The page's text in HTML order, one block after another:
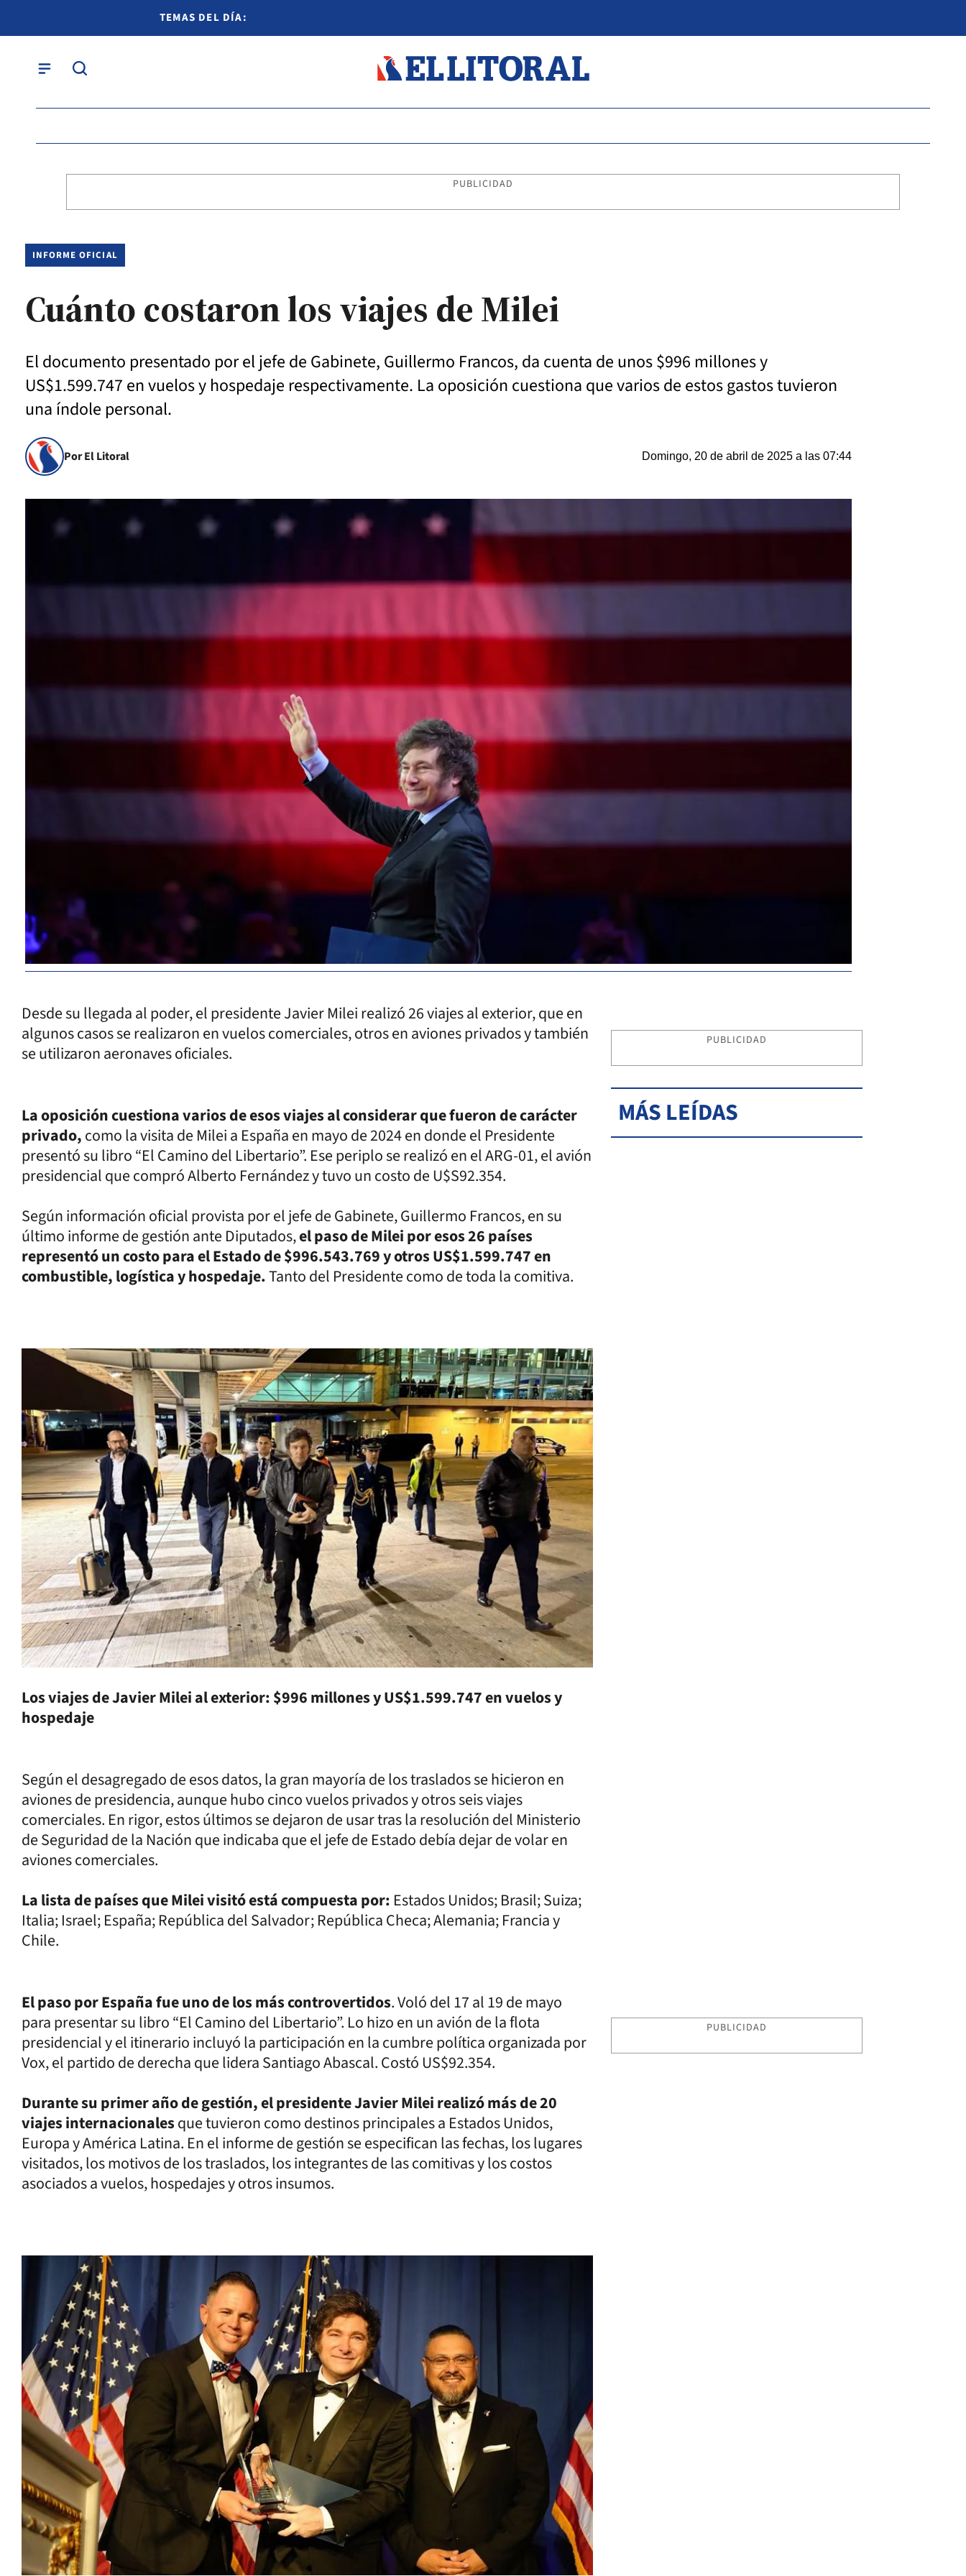
TEMAS DEL DÍA:
PUBLICIDAD
INFORME OFICIAL
Cuánto costaron los viajes de Milei
El documento presentado por el jefe de Gabinete, Guillermo Francos, da cuenta de unos $996 millones y
US$1.599.747 en vuelos y hospedaje respectivamente. La oposición cuestiona que varios de estos gastos tuvieron
una índole personal.
Por El Litoral Domingo, 20 de abril de 2025 a las 07:44
Desde su llegada al poder, el presidente Javier Milei realizó 26 viajes al exterior, que en
algunos casos se realizaron en vuelos comerciales, otros en aviones privados y también
se utilizaron aeronaves oficiales.
La oposición cuestiona varios de esos viajes al considerar que fueron de carácter
privado,como la visita de Milei a España en mayo de 2024 en donde el Presidente
presentó su libro “El Camino del Libertario”. Ese periplo se realizó en el ARG-01, el avión
presidencial que compró Alberto Fernández y tuvo un costo de U$S92.354.
Según información oficial provista por el jefe de Gabinete, Guillermo Francos, en su
último informe de gestión ante Diputados,el paso de Milei por esos 26 países
representó un costo para el Estado de $996.543.769 y otros US$1.599.747 en
combustible, logística y hospedaje.Tanto del Presidente como de toda la comitiva.
Los viajes de Javier Milei al exterior: $996 millones y US$1.599.747 en vuelos y
hospedaje
Según el desagregado de esos datos, la gran mayoría de los traslados se hicieron en
aviones de presidencia, aunque hubo cinco vuelos privados y otros seis viajes
comerciales. En rigor, estos últimos se dejaron de usar tras la resolución del Ministerio
de Seguridad de la Nación que indicaba que el jefe de Estado debía dejar de volar en
aviones comerciales.
La lista de países que Milei visitó está compuesta por: Estados Unidos; Brasil; Suiza;
Italia; Israel; España; República del Salvador; República Checa; Alemania; Francia y
Chile.
El paso por España fue uno de los más controvertidos. Voló del 17 al 19 de mayo
para presentar su libro “El Camino del Libertario”. Lo hizo en un avión de la flota
presidencial y el itinerario incluyó la participación en la cumbre política organizada por
Vox, el partido de derecha que lidera Santiago Abascal. Costó US$92.354.
Durante su primer año de gestión, el presidente Javier Milei realizó más de 20
viajes internacionalesque tuvieron como destinos principales a Estados Unidos,
Europa y América Latina. En el informe de gestión se especifican las fechas, los lugares
visitados, los motivos de los traslados, los integrantes de las comitivas y los costos
asociados a vuelos, hospedajes y otros insumos.
PUBLICIDAD
MÁS LEÍDAS
PUBLICIDAD